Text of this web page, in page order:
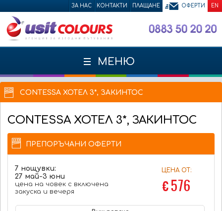
ЗА НАС КОНТАКТИ ПЛАЩАНЕ ОФЕРТИ EN
МЕНЮ
CONTESSA ХОТЕЛ 3*, ЗАКИНТОС
CONTESSA ХОТЕЛ 3*, ЗАКИНТОС
ПРЕПОРЪЧАНИ ОФЕРТИ
7 нощувки:
27 май-3 юни
цена на човек с включена
закуска и вечеря
ЦЕНА ОТ:
€ 576